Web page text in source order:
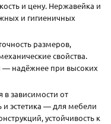
и цену. Нержавейка и
и гигиеничных
размеров,
свойства.
— надёжнее при высоких
в зависимости от
и эстетика — для мебели
устойчивость к